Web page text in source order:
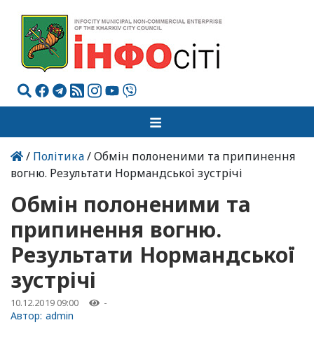
/ Політика/ Обмін полоненими та припинення
вогню. Результати Нормандської зустрічі
Обмін полоненими та
припинення вогню.
Результати Нормандської
зустрічі
10.12.2019 09:00 -
Автор: admin